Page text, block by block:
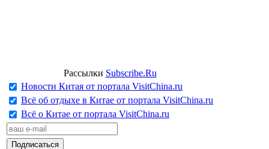
Рассылки Subscribe.Ru
Новости Китая от портала VisitChina.ru
Всё об отдыхе в Китае от портала VisitChina.ru
Всё о Китае от портала VisitChina.ru